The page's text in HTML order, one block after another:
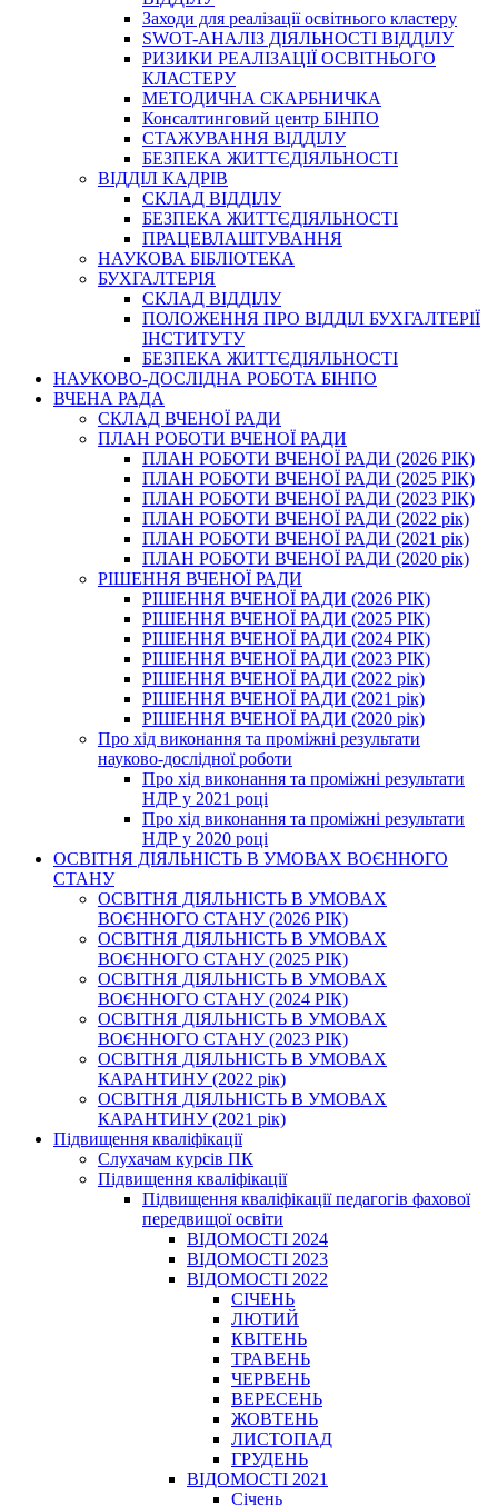
Заходи для реалізації освітнього кластеру
SWOT-АНАЛІЗ ДІЯЛЬНОСТІ ВІДДІЛУ
РИЗИКИ РЕАЛІЗАЦІЇ ОСВІТНЬОГО
КЛАСТЕРУ
МЕТОДИЧНА СКАРБНИЧКА
Консалтинговий центр БІНПО
СТАЖУВАННЯ ВІДДІЛУ
БЕЗПЕКА ЖИТТЄДІЯЛЬНОСТІ
ВІДДІЛ КАДРІВ
СКЛАД ВІДДІЛУ
БЕЗПЕКА ЖИТТЄДІЯЛЬНОСТІ
ПРАЦЕВЛАШТУВАННЯ
НАУКОВА БІБЛІОТЕКА
БУХГАЛТЕРІЯ
СКЛАД ВІДДІЛУ
ПОЛОЖЕННЯ ПРО ВІДДІЛ БУХГАЛТЕРІЇ
ІНСТИТУТУ
БЕЗПЕКА ЖИТТЄДІЯЛЬНОСТІ
НАУКОВО-ДОСЛІДНА РОБОТА БІНПО
ВЧЕНА РАДА
СКЛАД ВЧЕНОЇ РАДИ
ПЛАН РОБОТИ ВЧЕНОЇ РАДИ
ПЛАН РОБОТИ ВЧЕНОЇ РАДИ (2026 РІК)
ПЛАН РОБОТИ ВЧЕНОЇ РАДИ (2025 РІК)
ПЛАН РОБОТИ ВЧЕНОЇ РАДИ (2023 РІК)
ПЛАН РОБОТИ ВЧЕНОЇ РАДИ (2022 рік)
ПЛАН РОБОТИ ВЧЕНОЇ РАДИ (2021 рік)
ПЛАН РОБОТИ ВЧЕНОЇ РАДИ (2020 рік)
РІШЕННЯ ВЧЕНОЇ РАДИ
РІШЕННЯ ВЧЕНОЇ РАДИ (2026 РІК)
РІШЕННЯ ВЧЕНОЇ РАДИ (2025 РІК)
РІШЕННЯ ВЧЕНОЇ РАДИ (2024 РІК)
РІШЕННЯ ВЧЕНОЇ РАДИ (2023 РІК)
РІШЕННЯ ВЧЕНОЇ РАДИ (2022 рік)
РІШЕННЯ ВЧЕНОЇ РАДИ (2021 рік)
РІШЕННЯ ВЧЕНОЇ РАДИ (2020 рік)
Про хід виконання та проміжні результати
науково-дослідної роботи
Про хід виконання та проміжні результати
НДР у 2021 році
Про хід виконання та проміжні результати
НДР у 2020 році
ОСВІТНЯ ДІЯЛЬНІСТЬ В УМОВАХ ВОЄННОГО
СТАНУ
ОСВІТНЯ ДІЯЛЬНІСТЬ В УМОВАХ
ВОЄННОГО СТАНУ (2026 РІК)
ОСВІТНЯ ДІЯЛЬНІСТЬ В УМОВАХ
ВОЄННОГО СТАНУ (2025 РІК)
ОСВІТНЯ ДІЯЛЬНІСТЬ В УМОВАХ
ВОЄННОГО СТАНУ (2024 РІК)
ОСВІТНЯ ДІЯЛЬНІСТЬ В УМОВАХ
ВОЄННОГО СТАНУ (2023 РІК)
ОСВІТНЯ ДІЯЛЬНІСТЬ В УМОВАХ
КАРАНТИНУ (2022 рік)
ОСВІТНЯ ДІЯЛЬНІСТЬ В УМОВАХ
КАРАНТИНУ (2021 рік)
Підвищення кваліфікації
Слухачам курсів ПК
Підвищення кваліфікації
Підвищення кваліфікації педагогів фахової
передвищої освіти
ВІДОМОСТІ 2024
ВІДОМОСТІ 2023
ВІДОМОСТІ 2022
СІЧЕНЬ
ЛЮТИЙ
КВІТЕНЬ
ТРАВЕНЬ
ЧЕРВЕНЬ
ВЕРЕСЕНЬ
ЖОВТЕНЬ
ЛИСТОПАД
ГРУДЕНЬ
ВІДОМОСТІ 2021
Січень